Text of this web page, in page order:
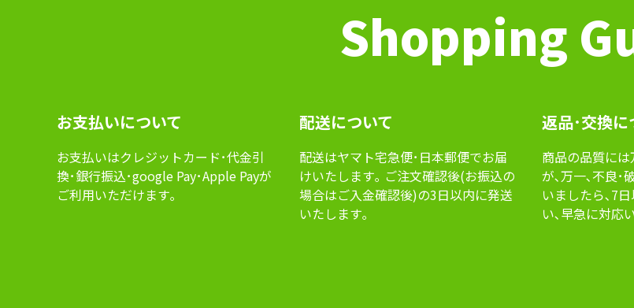
Shopping
お⽀払いについて
お⽀払いはクレジットカード･代⾦引
換･銀⾏振込･google Pay･Apple Payが
ご利⽤いただけます｡
配送について
配送はヤマト宅急便･⽇本郵便でお届
けいたします｡ ご注⽂確認後(お振込の
場合はご⼊⾦確認後)の3⽇以内に発送
いたします｡
返品･交換に
商品の品質に
が､万⼀､不良･
いましたら､7
い､早急に対応